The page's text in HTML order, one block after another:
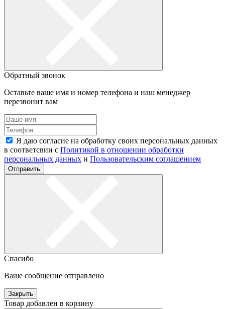
Обратный звонок
Оставьте ваше имя и номер телефона и наш менеджер
перезвонит вам
Я даю согласие на обработку своих персональных данных
в соответсвии с Политикой в отношении обработки
персональных данных и Пользовательским соглашением
Отправить
Спасибо
Ваше сообщение отправлено
Закрыть
Товар добавлен в корзину